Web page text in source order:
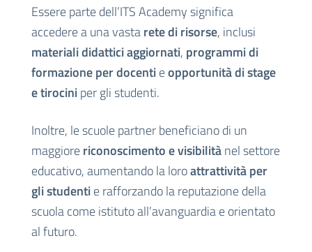
Essere parte dell’ITS Academy significa
accedere a una vastarete di risorse, inclusi
materiali didattici aggiornati, programmi di
formazione per docentieopportunità di stage
e tirociniper gli studenti.
Inoltre, le scuole partner beneficiano di un
maggiorericonoscimento e visibilitànel settore
educativo, aumentando la loroattrattività per
gli studentie rafforzando la reputazione della
scuola come istituto all’avanguardia e orientato
al futuro.